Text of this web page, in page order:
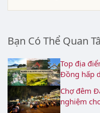
Bạn Có Thể Quan
Top địa
Đồng hấp
Chợ đêm
nghiệm